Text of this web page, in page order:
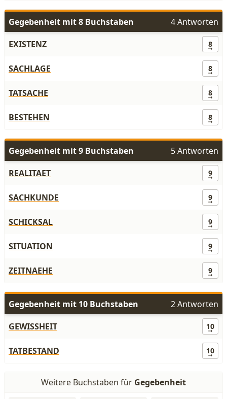
Gegebenheit mit 8 Buchstaben
4 Antworten
EXISTENZ
8
SACHLAGE 8
TATSACHE 8
BESTEHEN 8
Gegebenheit mit 9 Buchstaben
5 Antworten
REALITAET
9
SACHKUNDE 9
SCHICKSAL 9
SITUATION 9
ZEITNAEHE 9
Gegebenheit mit 10 Buchstaben
2 Antworten
GEWISSHEIT
10
TATBESTAND 10
Weitere Buchstaben für Gegebenheit